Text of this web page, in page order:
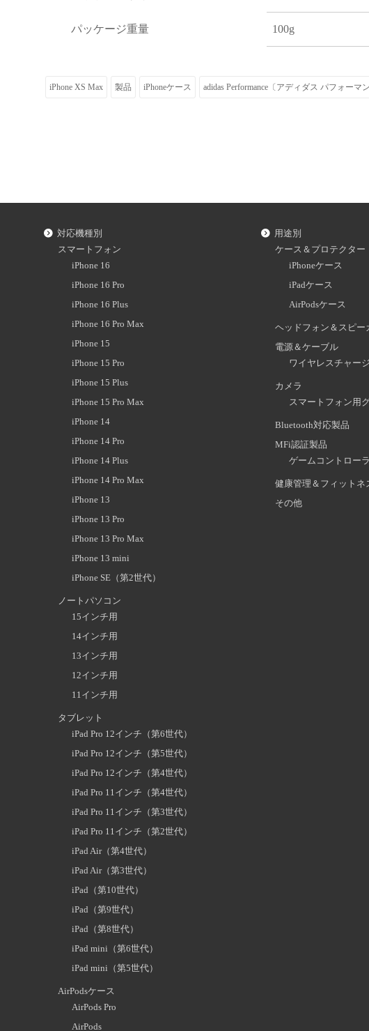
パッケージ重量 100g
iPhone XS Max 製品 iPhoneケース adidas Performance〔アディダス パフォーマン
対応機種別
スマートフォン
iPhone 16
iPhone 16 Pro
iPhone 16 Plus
iPhone 16 Pro Max
iPhone 15
iPhone 15 Pro
iPhone 15 Plus
iPhone 15 Pro Max
iPhone 14
iPhone 14 Pro
iPhone 14 Plus
iPhone 14 Pro Max
iPhone 13
iPhone 13 Pro
iPhone 13 Pro Max
iPhone 13 mini
iPhone SE（第2世代）
ノートパソコン
15インチ用
14インチ用
13インチ用
12インチ用
11インチ用
タブレット
iPad Pro 12インチ（第6世代）
iPad Pro 12インチ（第5世代）
iPad Pro 12インチ（第4世代）
iPad Pro 11インチ（第4世代）
iPad Pro 11インチ（第3世代）
iPad Pro 11インチ（第2世代）
iPad Air（第4世代）
iPad Air（第3世代）
iPad（第10世代）
iPad（第9世代）
iPad（第8世代）
iPad mini（第6世代）
iPad mini（第5世代）
AirPodsケース
AirPods Pro
AirPods
用途別
ケース＆プロテクター
iPhoneケース
iPadケース
AirPodsケース
ヘッドフォン＆スピー
電源＆ケーブル
ワイヤレスチャー
カメラ
スマートフォン用
Bluetooth対応製品
MFi認証製品
ゲームコントロー
健康管理＆フィットネ
その他